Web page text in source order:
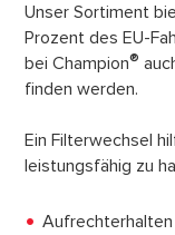
Unser Sortiment
Prozent des EU-
bei Champion®
finden werden.
Ein Filterwechsel
leistungsfähig zu
Aufrechterhalten